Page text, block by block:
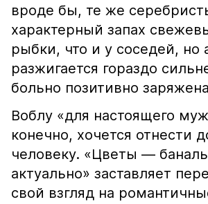
вроде бы, те же
характерный запах
рыбки, что и у соседей, но
разжигается гораздо
больно позитивно
Воблу «для настоящего
конечно, хочется отнести
человеку. «Цветы —
актуально» заставляет
свой взгляд на